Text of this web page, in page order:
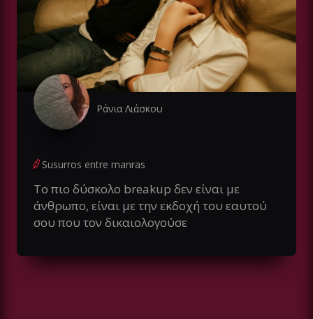
Ράνια Λιάσκου
Susurros entre manras
Το πιο δύσκολο breakup δεν είναι με
άνθρωπο, είναι με την εκδοχή του εαυτού
σου που τον δικαιολογούσε